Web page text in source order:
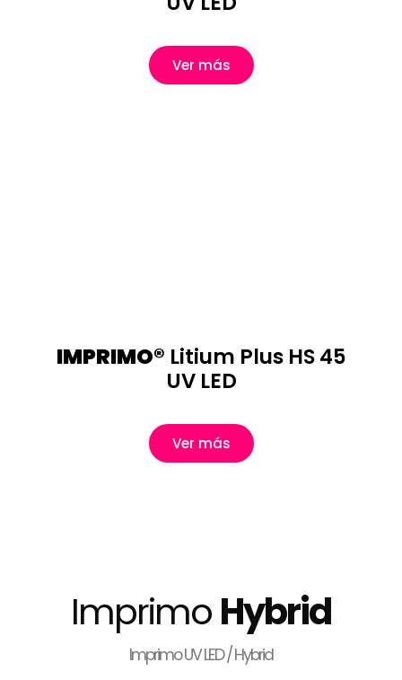
Ver más
IMPRIMO® Litium Plus HS 45
UV LED
Ver más
ImprimoHybrid
Imprimo UV LED / Hybrid